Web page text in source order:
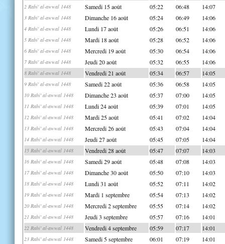
2 Rabi' al-awwal 1448 Samedi 15 août 05:22 06:48 14:07
3 Rabi' al-awwal 1448 Dimanche 16 août 05:24 06:49 14:06
4 Rabi' al-awwal 1448 Lundi 17 août 05:26 06:51 14:06
5 Rabi' al-awwal 1448 Mardi 18 août 05:28 06:52 14:06
6 Rabi' al-awwal 1448 Mercredi 19 août 05:30 06:54 14:06
7 Rabi' al-awwal 1448 Jeudi 20 août 05:32 06:55 14:06
8 Rabi' al-awwal 1448 Vendredi 21 août 05:34 06:57 14:05
9 Rabi' al-awwal 1448 Samedi 22 août 05:36 06:58 14:05
10 Rabi' al-awwal 1448 Dimanche 23 août 05:37 07:00 14:05
11 Rabi' al-awwal 1448 Lundi 24 août 05:39 07:01 14:05
12 Rabi' al-awwal 1448 Mardi 25 août 05:41 07:02 14:04
13 Rabi' al-awwal 1448 Mercredi 26 août 05:43 07:04 14:04
14 Rabi' al-awwal 1448 Jeudi 27 août 05:45 07:05 14:04
15 Rabi' al-awwal 1448 Vendredi 28 août 05:47 07:07 14:03
16 Rabi' al-awwal 1448 Samedi 29 août 05:48 07:08 14:03
17 Rabi' al-awwal 1448 Dimanche 30 août 05:50 07:10 14:03
18 Rabi' al-awwal 1448 Lundi 31 août 05:52 07:11 14:02
19 Rabi' al-awwal 1448 Mardi 1 septembre 05:54 07:13 14:02
20 Rabi' al-awwal 1448 Mercredi 2 septembre 05:55 07:14 14:02
21 Rabi' al-awwal 1448 Jeudi 3 septembre 05:57 07:16 14:01
22 Rabi' al-awwal 1448 Vendredi 4 septembre 05:59 07:17 14:01
23 Rabi' al-awwal 1448 Samedi 5 septembre 06:01 07:19 14:01